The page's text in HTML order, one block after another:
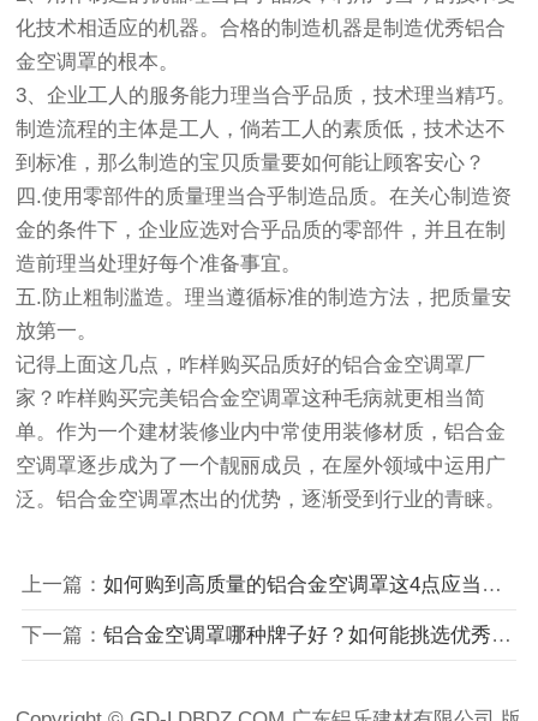
化技术相适应的机器。合格的制造机器是制造优秀铝合
金空调罩的根本。
3、企业工人的服务能力理当合乎品质，技术理当精巧。
制造流程的主体是工人，倘若工人的素质低，技术达不
到标准，那么制造的宝贝质量要如何能让顾客安心？
四.使用零部件的质量理当合乎制造品质。在关心制造资
金的条件下，企业应选对合乎品质的零部件，并且在制
造前理当处理好每个准备事宜。
五.防止粗制滥造。理当遵循标准的制造方法，把质量安
放第一。
记得上面这几点，咋样购买品质好的铝合金空调罩厂
家？咋样购买完美铝合金空调罩这种毛病就更相当简
单。作为一个建材装修业内中常使用装修材质，铝合金
空调罩逐步成为了一个靓丽成员，在屋外领域中运用广
泛。铝合金空调罩杰出的优势，逐渐受到行业的青睐。
上一篇： 如何购到高质量的铝合金空调罩这4点应当注意
下一篇： 铝合金空调罩哪种牌子好？如何能挑选优秀铝合金空调罩